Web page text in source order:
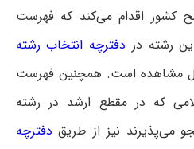
کشور اقدام می‌کند که فهرست
رشته در دفترچه انتخاب رشته
مشاهده است. همچنین فهرست
که در مقطع ارشد در رشته
می‌پذیرند نیز از طریق دفترچه